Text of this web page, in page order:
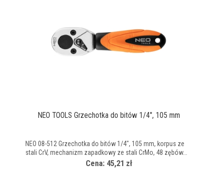
NEO TOOLS Grzechotka do bitów 1/4", 105 mm
NEO 08-512 Grzechotka do bitów 1/4", 105 mm, korpus ze
stali CrV, mechanizm zapadkowy ze stali CrMo, 48 zębów...
Cena: 45,21 zł